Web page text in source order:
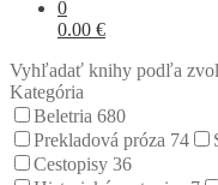
0
0.00 €
Vyhľadať knihy podľa
Kategória
Beletria 680
Prekladová próza 74
Cestopisy 36